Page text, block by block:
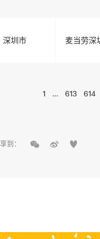
深圳市 麦当劳深
1 ... 613 614
到：   